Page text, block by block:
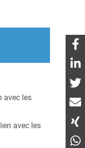
avec les
avec les